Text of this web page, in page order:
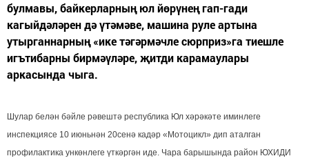
булмавы, байкерларның юл йөрүнең гап-гади
кагыйдәләрен дә үтәмәве, машина руле артына
утырганнарның «ике тәгәрмәчле сюрприз»га тиешле
игътибарны бирмәүләре, җитди карамаулары
аркасында чыга.
Шулар белән бәйле рәвештә республика Юл хәрәкәте иминлеге
инспекциясе 10 июньнән 20сенә кадәр «Мотоцикл» дип аталган
профилактика ункөнлеге үткәргән иде. Чара барышында район ЮХИДИ